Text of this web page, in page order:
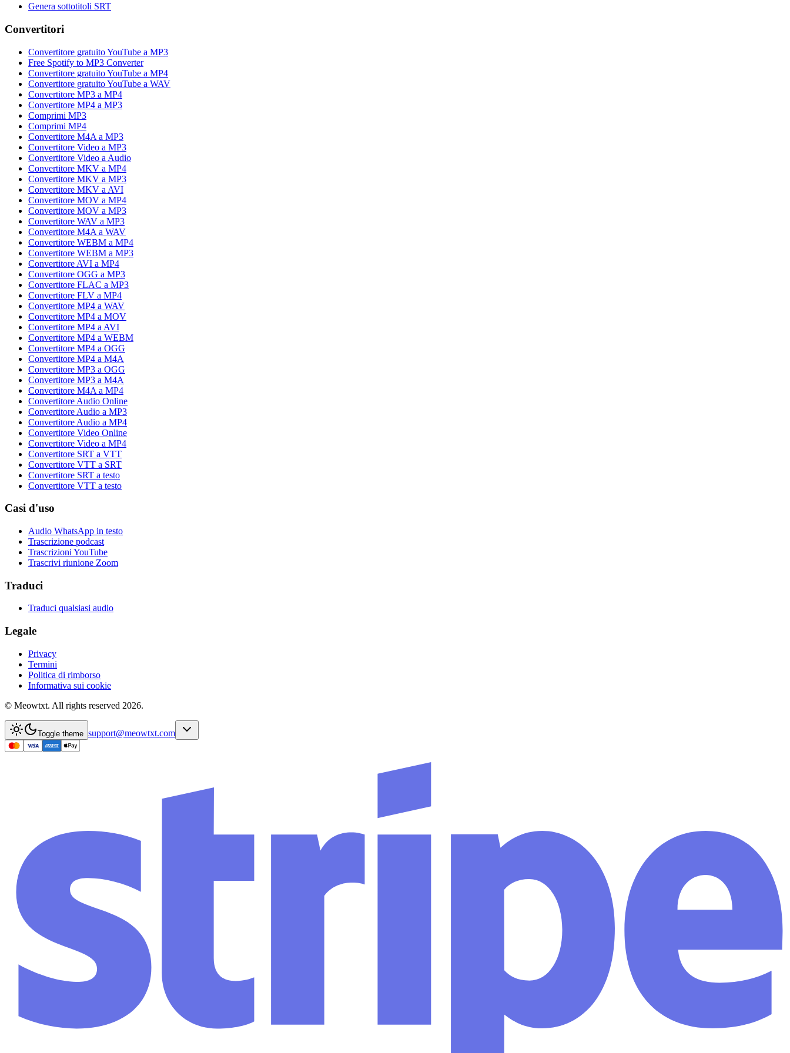
Genera sottotitoli SRT
Convertitori
Convertitore gratuito YouTube a MP3
Free Spotify to MP3 Converter
Convertitore gratuito YouTube a MP4
Convertitore gratuito YouTube a WAV
Convertitore MP3 a MP4
Convertitore MP4 a MP3
Comprimi MP3
Comprimi MP4
Convertitore M4A a MP3
Convertitore Video a MP3
Convertitore Video a Audio
Convertitore MKV a MP4
Convertitore MKV a MP3
Convertitore MKV a AVI
Convertitore MOV a MP4
Convertitore MOV a MP3
Convertitore WAV a MP3
Convertitore M4A a WAV
Convertitore WEBM a MP4
Convertitore WEBM a MP3
Convertitore AVI a MP4
Convertitore OGG a MP3
Convertitore FLAC a MP3
Convertitore FLV a MP4
Convertitore MP4 a WAV
Convertitore MP4 a MOV
Convertitore MP4 a AVI
Convertitore MP4 a WEBM
Convertitore MP4 a OGG
Convertitore MP4 a M4A
Convertitore MP3 a OGG
Convertitore MP3 a M4A
Convertitore M4A a MP4
Convertitore Audio Online
Convertitore Audio a MP3
Convertitore Audio a MP4
Convertitore Video Online
Convertitore Video a MP4
Convertitore SRT a VTT
Convertitore VTT a SRT
Convertitore SRT a testo
Convertitore VTT a testo
Casi d'uso
Audio WhatsApp in testo
Trascrizione podcast
Trascrizioni YouTube
Trascrivi riunione Zoom
Traduci
Traduci qualsiasi audio
Legale
Privacy
Termini
Politica di rimborso
Informativa sui cookie
© Meowtxt. All rights reserved 2026.
Toggle theme support@meowtxt.com